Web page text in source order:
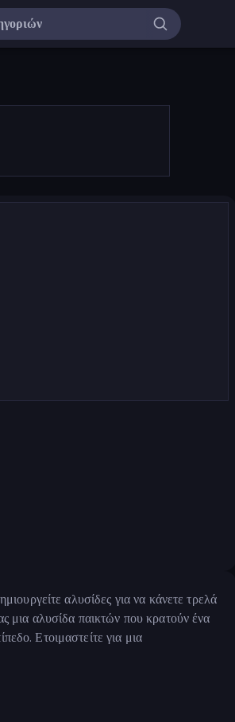
αλυσίδες για να κάνετε τρελά
μια αλυσίδα παικτών που κρατούν ένα
Ετοιμαστείτε για μια